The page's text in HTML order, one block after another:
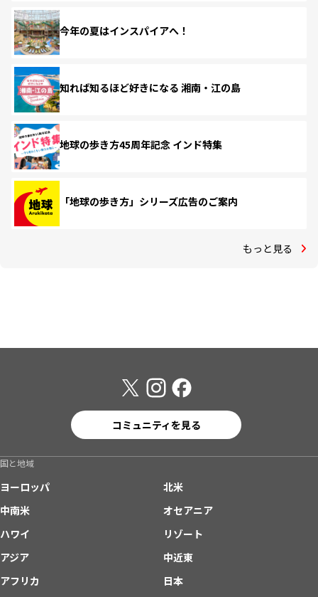
今年の夏はインスパイアへ！
知れば知るほど好きになる 湘南・江の島
地球の歩き方45周年記念 インド特集
「地球の歩き方」シリーズ広告のご案内
もっと見る
コミュニティを見る
国と地域
ヨーロッパ
北米
中南米
オセアニア
ハワイ
リゾート
アジア
中近東
アフリカ
日本